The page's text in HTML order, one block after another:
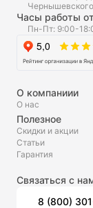
Часы работы
Пн-Пт: 9:00-
О компаниии
О нас
Полезное
Скидки и акции
Статьи
Гарантия
Связаться с
8 (800)